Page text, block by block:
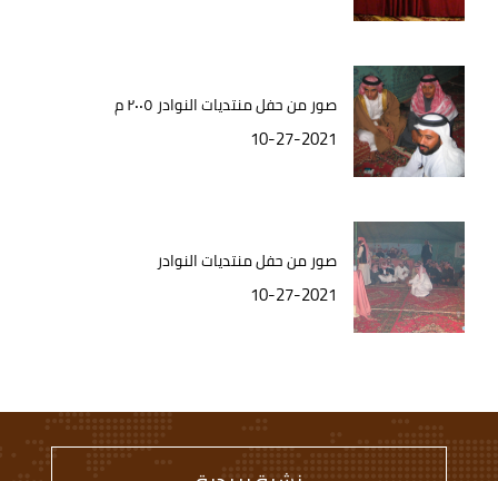
صور من حفل منتديات النوادر ٢٠٠٥ م
10-27-2021
صور من حفل منتديات النوادر
10-27-2021